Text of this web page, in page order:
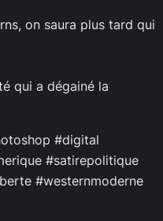
on saura plus tard qui
qui a dégainé la
#digital
#satirepolitique
#westernmoderne